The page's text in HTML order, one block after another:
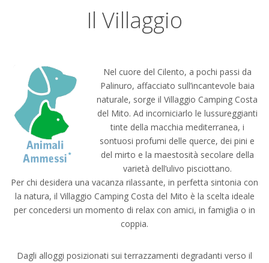
Il Villaggio
Nel cuore del Cilento, a pochi passi da
Palinuro, affacciato sull’incantevole baia
naturale, sorge il Villaggio Camping Costa
del Mito. Ad incorniciarlo le lussureggianti
tinte della macchia mediterranea, i
sontuosi profumi delle querce, dei pini e
del mirto e la maestosità secolare della
varietà dell’ulivo pisciottano.
Per chi desidera una vacanza rilassante, in perfetta sintonia con
la natura, il Villaggio Camping Costa del Mito è la scelta ideale
per concedersi un momento di relax con amici, in famiglia o in
coppia.
Dagli alloggi posizionati sui terrazzamenti degradanti verso il